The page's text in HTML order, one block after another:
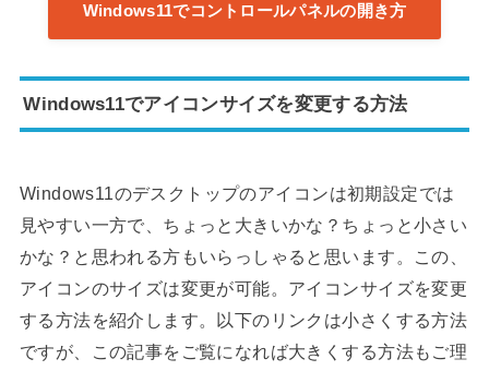
Windows11でコントロールパネルの開き方
Windows11でアイコンサイズを変更する方法
Windows11のデスクトップのアイコンは初期設定では
見やすい一方で、ちょっと大きいかな？ちょっと小さい
かな？と思われる方もいらっしゃると思います。この、
アイコンのサイズは変更が可能。アイコンサイズを変更
する方法を紹介します。以下のリンクは小さくする方法
ですが、この記事をご覧になれば大きくする方法もご理